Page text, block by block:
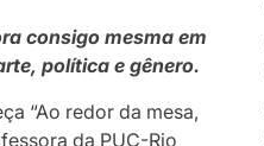
consigo mesma em
política e gênero.
“Ao redor da mesa,
da PUC-Rio